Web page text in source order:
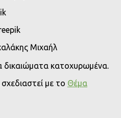
Μιχαήλ
κατοχυρωμένα.
σχεδιαστεί με το Θέμα